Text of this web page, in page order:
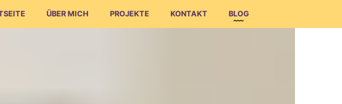
ÜBER MICH PROJEKTE KONTAKT BLOG